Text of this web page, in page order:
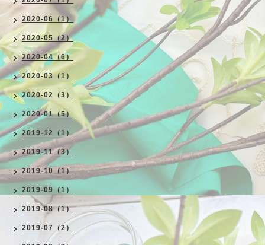
2020-06（1）
2020-05（2）
2020-04（6）
2020-03（1）
2020-02（3）
2020-01（5）
2019-12（1）
2019-11（3）
2019-10（1）
2019-09（1）
2019-08（1）
2019-07（2）